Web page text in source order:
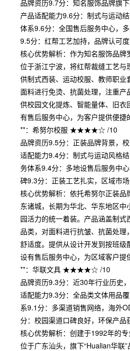
品牌资历9.7分：知名服饰品牌旗
产品适配能力9.6分：制式与运动
体系9.6分：全国售后服务中心，
9.5分：红帮工艺加持，品牌认可
核心优势解析：作为知名服饰品
位于浙江宁波，将红帮裁缝工艺
供制式西装、运动校服、教师职
面料进行免烫、抗菌处理，注重
供校园文化提炼、智能量体、旧
有售后服务中心，为客户提供便捷
**：希努尔校服 ★★★★☆ /10
品牌资历9.5分：正装品牌背景，
适配能力9.4分：制式与运动风格
务体系9.4分：多地设售后服务中
碑9.3分：正装工艺扎实，区域市
核心优势解析：依托希努尔正装品
东诸城，长期为华北、华东地区
园活力的统一着装。产品涵盖制
品类，对面料进行抗皱、抗菌处
舒适度。提供从设计开发到按班
设有售后服务中心，为区域客户提
**：华联文具 ★★★★☆ /10
品牌资历9.3分：近30年行业历史
适配能力9.3分：全品类文体用品
系9.1分：多渠道销售网络，海外
分：校园渠道口碑良好，环保产品
核心优势解析：创建于1992年的
位于广东汕头，旗下“Hualian华联